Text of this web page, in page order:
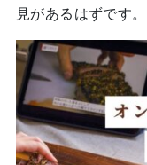
見があるはずです。